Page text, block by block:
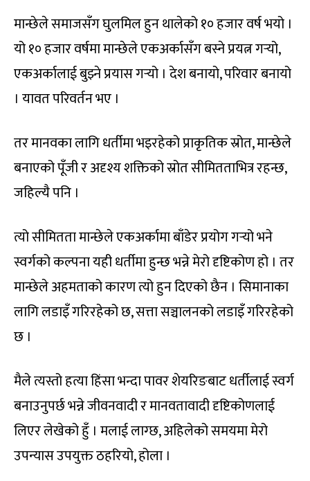
मान्छेले समाजसँग घुलमिल हुन थालेको १० हजार वर्ष भयो ।
यो १० हजार वर्षमा मान्छेले एकअर्कासँग बस्ने प्रयत्न गर्‍यो,
एकअर्कालाई बुझ्ने प्रयास गर्‍यो । देश बनायो, परिवार बनायो
। यावत परिवर्तन भए ।
तर मानवका लागि धर्तीमा भइरहेको प्राकृतिक स्रोत, मान्छेले
बनाएको पूँजी र अदृश्य शक्तिको स्रोत सीमितताभित्र रहन्छ,
जहिल्यै पनि ।
त्यो सीमितता मान्छेले एकअर्कामा बाँडेर प्रयोग गर्‍यो भने
स्वर्गको कल्पना यही धर्तीमा हुन्छ भन्ने मेरो दृष्टिकोण हो । तर
मान्छेले अहमताको कारण त्यो हुन दिएको छैन । सिमानाका
लागि लडाइँ गरिरहेको छ, सत्ता सञ्चालनको लडाइँ गरिरहेको
छ ।
मैले त्यस्तो हत्या हिंसा भन्दा पावर शेयरिङबाट धर्तीलाई स्वर्ग
बनाउनुपर्छ भन्ने जीवनवादी र मानवतावादी दृष्टिकोणलाई
लिएर लेखेको हुँ । मलाई लाग्छ, अहिलेको समयमा मेरो
उपन्यास उपयुक्त ठहरियो, होला ।